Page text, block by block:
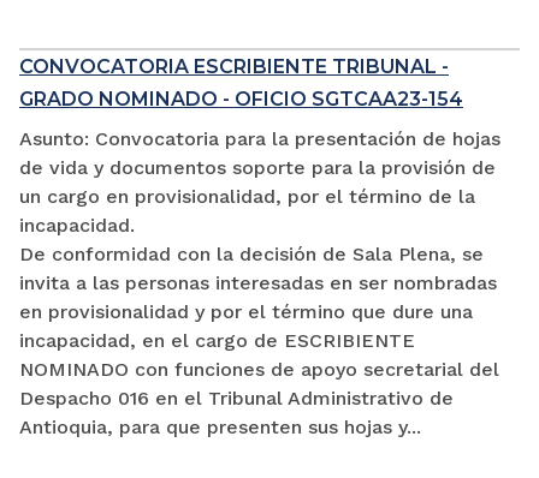
CONVOCATORIA ESCRIBIENTE TRIBUNAL -
GRADO NOMINADO - OFICIO SGTCAA23-154
Asunto: Convocatoria para la presentación de hojas
de vida y documentos soporte para la provisión de
un cargo en provisionalidad, por el término de la
incapacidad.
De conformidad con la decisión de Sala Plena, se
invita a las personas interesadas en ser nombradas
en provisionalidad y por el término que dure una
incapacidad, en el cargo de ESCRIBIENTE
NOMINADO con funciones de apoyo secretarial del
Despacho 016 en el Tribunal Administrativo de
Antioquia, para que presenten sus hojas y...